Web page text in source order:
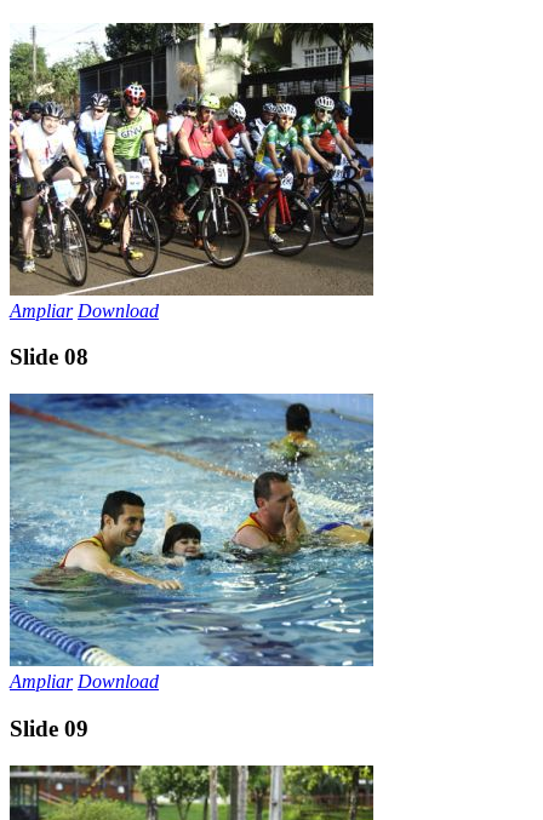
Ampliar Download
Slide 08
Ampliar Download
Slide 09